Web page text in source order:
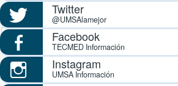
Twitter
@UMSAlamejor
Facebook
TECMED Información
Instagram
UMSA Información